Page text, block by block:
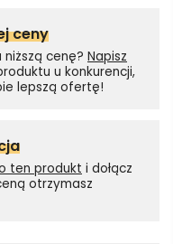
ceny
niższą cenę? Napisz
u konkurencji,
lepszą ofertę!
ten produkt i dołącz
otrzymasz